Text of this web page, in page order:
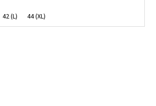
42 (L) 44 (XL)